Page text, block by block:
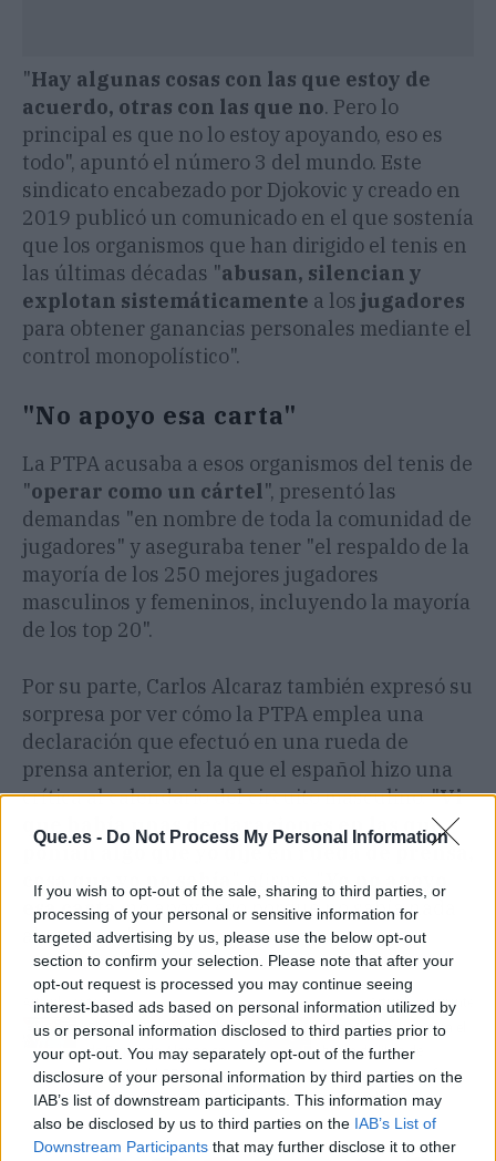
Que.es - Do Not Process My Personal Information
If you wish to opt-out of the sale, sharing to third parties, or
processing of your personal or sensitive information for
targeted advertising by us, please use the below opt-out
section to confirm your selection. Please note that after your
opt-out request is processed you may continue seeing
interest-based ads based on personal information utilized by
us or personal information disclosed to third parties prior to
your opt-out. You may separately opt-out of the further
disclosure of your personal information by third parties on the
IAB’s list of downstream participants. This information may
also be disclosed by us to third parties on the IAB’s List of
Downstream Participants that may further disclose it to other
"Hay algunas cosas con las que estoy de
acuerdo, otras con las que no. Pero lo
principal es que no lo estoy apoyando, eso es
todo", apuntó el número 3 del mundo. Este
sindicato encabezado por Djokovic y creado en
2019 publicó un comunicado en el que sostenía
que los organismos que han dirigido el tenis en
las últimas décadas "abusan, silencian y
explotan sistemáticamente a los jugadores
para obtener ganancias personales mediante el
control monopolístico".
"No apoyo esa carta"
La PTPA acusaba a esos organismos del tenis de
"operar como un cártel", presentó las
demandas "en nombre de toda la comunidad de
jugadores" y aseguraba tener "el respaldo de la
mayoría de los 250 mejores jugadores
masculinos y femeninos, incluyendo la mayoría
de los top 20".
Por su parte, Carlos Alcaraz también expresó su
sorpresa por ver cómo la PTPA emplea una
declaración que efectuó en una rueda de
prensa anterior, en la que el español hizo una
crítica al calendario del circuito masculino. "Vi
que había unas declaraciones en las que
ponían algo que yo dije en rueda de prensa,
cosa que yo no sabía
", afirmó. "Yo no apoyo
esa carta, no apoyo eso porque no sabía nada
al respecto".
Artículo anterior
El mensaje desgarrador
de Fernando Alonso en
la previa del GP de China
Artículo siguiente
Sira Martínez revienta el
botón de likes de
Instagram con su foto
más viral